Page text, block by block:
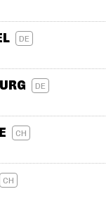
DE
DE
CH
CH